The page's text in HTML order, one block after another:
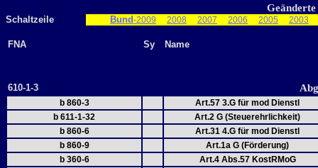
Schaltzeile Bund-2009 2008 2007 2006 2005 2003
FNA Sy Name
610-1-3
b 860-3
Art.57 3.G für mod Dienstl
b 611-1-32
Art.2 G (Steuerehrlichkeit)
b 860-6
Art.31 4.G für mod Dienstl
b 860-9
Art.1a G (Förderung)
b 360-6
Art.4 Abs.57 KostRMoG